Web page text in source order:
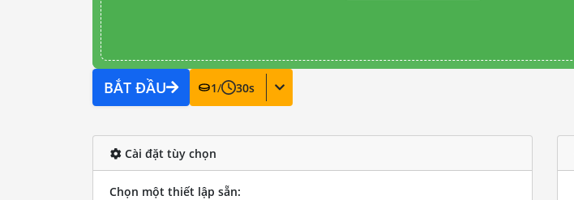
BẮT ĐẦU 1/ 30s
Cài đặt tùy chọn
Chọn một thiết lập sẵn: